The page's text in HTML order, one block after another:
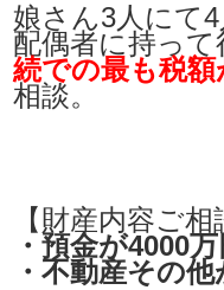
娘さん3人にて
配偶者に持っ
続での最も税
相談。
【財産内容ご
・預金が4000万
・不動産その